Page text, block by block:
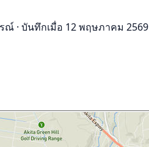
รณ์ · บันทึกเมื่อ 12 พฤษภาคม 2569